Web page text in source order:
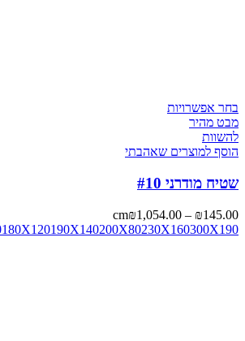
בחר אפשרויות
מבט מהיר
להשוות
הוסף למוצרים שאהבתי
שטיח מודרני #10
₪145.00
–
₪1,054.00
cm
180X120190X140200X80230X160300X190